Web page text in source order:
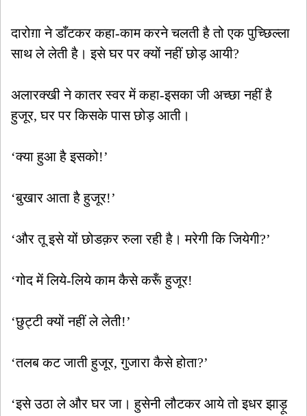
दारोग़ा ने डाँटकर कहा-काम करने चलती है तो एक पुच्छिल्ला
साथ ले लेती है। इसे घर पर क्यों नहीं छोड़ आयी?
अलारक्खी ने कातर स्वर में कहा-इसका जी अच्छा नहीं है
हुजूर, घर पर किसके पास छोड़ आती।
‘क्या हुआ है इसको!’
‘बुखार आता है हुजूर!’
‘और तू इसे यों छोडक़र रुला रही है। मरेगी कि जियेगी?’
‘गोद में लिये-लिये काम कैसे करूँ हुजूर!
‘छुट्टी क्यों नहीं ले लेती!’
‘तलब कट जाती हुजूर, गुजारा कैसे होता?’
‘इसे उठा ले और घर जा। हुसेनी लौटकर आये तो इधर झाड़ू